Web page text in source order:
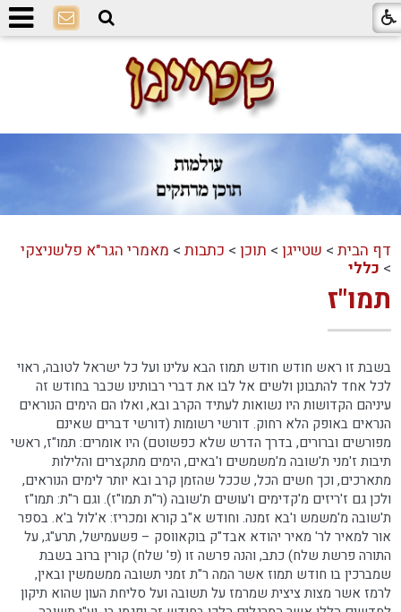
דף הבית > שטייגן > תוכן > כתבות > מאמרי הגר"א פלשניצקי
> כללי
תמו"ז
בשבת זו ראש חודש חודש תמוז הבא עלינו ועל כל ישראל לטובה, ראוי
לכל אחד להתבונן ולשים אל לבו את דברי רבותינו שכבר בחודש זה
עיניהם הקדושות היו נשואות לעתיד הקרב ובא, ואלו הם הימים הנוראים
הנראים באופק הלא רחוק. דורשי רשומות (דורשי דברים שאינם
מפורשים וברורים, בדרך הדרש שלא כפשוטם) היו אומרים: תמו"ז, ראשי
תיבות ז'מני ת'שובה מ'משמשים ו'באים, הימים מתקצרים והלילות
מתארכים, וכך חשים הכל, שככל שהזמן קרב ובא יותר לימים הנוראים,
ולכן גם ז'ריזים מ'קדימים ו'עושים ת'שובה (ר"ת תמו"ז). וגם ר"ת: תמו"ז
ת'שובה מ'משמש ו'בא זמנה. וחודש א"ב קורא ומכריז: א'לול ב'א. בספר
אור למאיר לר' מאיר יהודא אבד"ק בוקאווסק – פשעמישל, תרע"ג, על
התורה פרשת שלח) כתב, והנה פרשה זו (פ' שלח) קורין ברוב בשבת
שמברכין בו חודש תמוז אשר המה ר"ת זמני תשובה ממשמשין ובאין,
לרמז אשר מצות ציצית שמרמז על תשובה ועל סליחת העון שהוא תיקון